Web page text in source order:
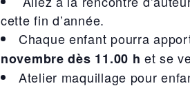
cette fin d’année.
Chaque enfant pourra
novembre dès 11.00 h et se
Atelier maquillage pour